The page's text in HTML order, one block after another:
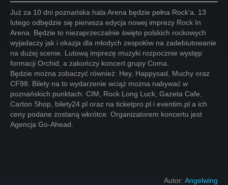
Już za 10 dni poznańska hala Arena będzie pełna Rock'a. 13
lutego odbędzie się pierwsza edycja nowej imprezy Rock In
Arena. Będzie to niezaprzeczalnie święto polskich rockowych
wyjadaczy jak i okazja dla młodych zespołów na zadebiutowanie
na dużej scenie. Lutową imprezę muzyki rozpocznie występ
formacji Orchid, a zakończy koncert grupy Coma.
Będzie można zobaczyć również: Hey, Happysad, Muchy oraz
CF98. Bilety na to wydarzenie wciąż można nabywać w
poznańskich punktach: CIM, Rock Long Luck, Gazeta Cafe,
Carton Shop, bilety24.pl oraz na ticketpro.pl i eventim.pl a ich
ceny podane zostaną wkrótce. Organizatorem koncertu jest
Agencja Go-Ahead.
Autor: Angelwing